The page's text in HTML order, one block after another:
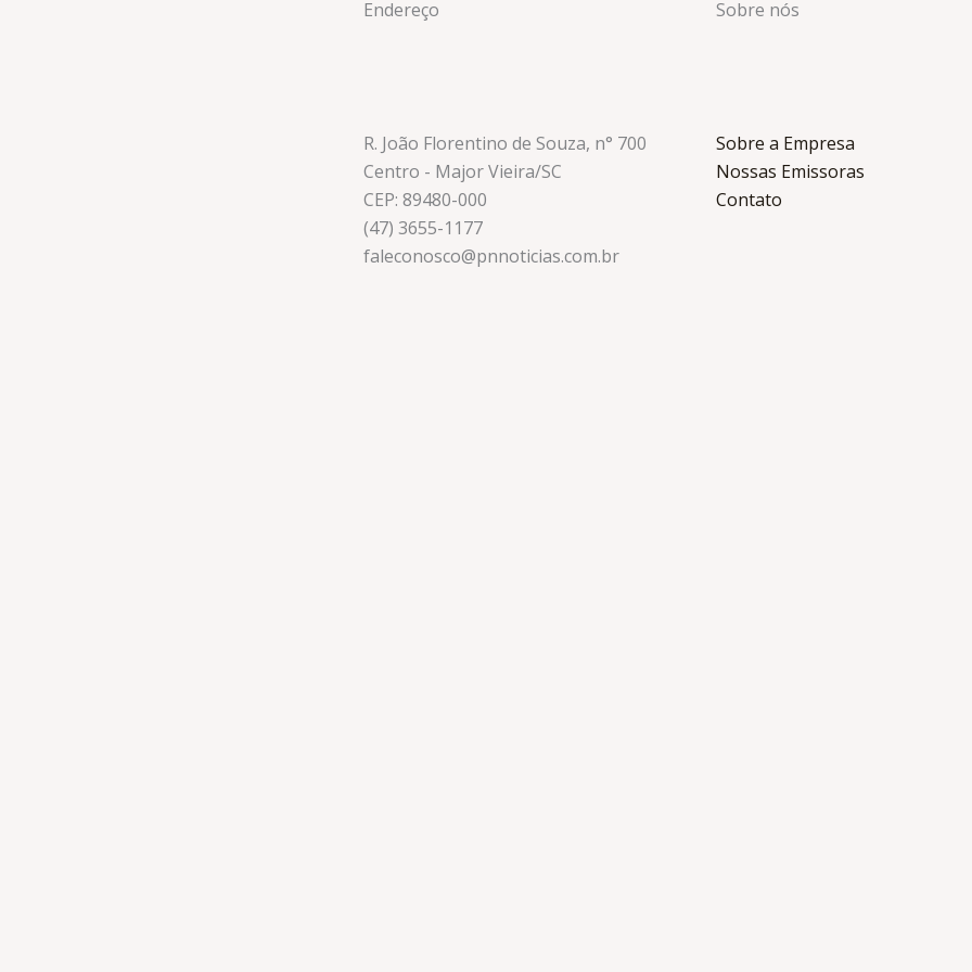
Endereço
R. João Florentino de Souza, n° 700
Centro - Major Vieira/SC
CEP: 89480-000
(47) 3655-1177
faleconosco@pnnoticias.com.br
Sobre nós
Sobre a Empresa
Nossas Emissoras
Contato